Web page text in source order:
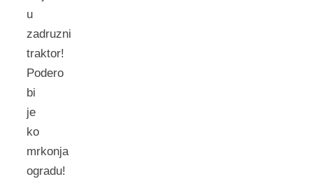
u
zadruzni
traktor!
Podero
bi
je
ko
mrkonja
ogradu!